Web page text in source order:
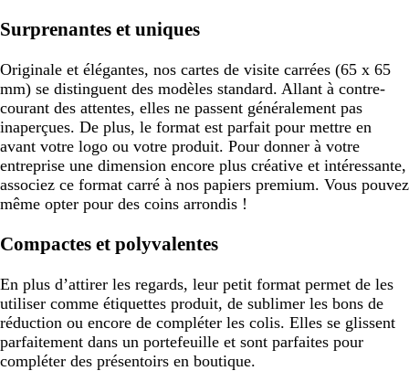
Surprenantes et uniques
Originale et élégantes, nos cartes de visite carrées (65 x 65
mm) se distinguent des modèles standard. Allant à contre-
courant des attentes, elles ne passent généralement pas
inaperçues. De plus, le format est parfait pour mettre en
avant votre logo ou votre produit. Pour donner à votre
entreprise une dimension encore plus créative et intéressante,
associez ce format carré à nos papiers premium. Vous pouvez
même opter pour des coins arrondis !
Compactes et polyvalentes
En plus d’attirer les regards, leur petit format permet de les
utiliser comme étiquettes produit, de sublimer les bons de
réduction ou encore de compléter les colis. Elles se glissent
parfaitement dans un portefeuille et sont parfaites pour
compléter des présentoirs en boutique.